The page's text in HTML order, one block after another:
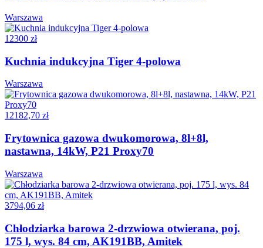
Warszawa
12300 zł
Kuchnia indukcyjna Tiger 4-polowa
Warszawa
12182,70 zł
Frytownica gazowa dwukomorowa, 8l+8l,
nastawna, 14kW, P21 Proxy70
Warszawa
3794,06 zł
Chłodziarka barowa 2-drzwiowa otwierana, poj.
175 l, wys. 84 cm, AK191BB, Amitek